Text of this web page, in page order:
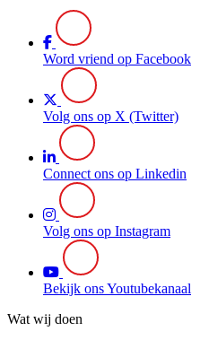
Word vriend op Facebook
Volg ons op X (Twitter)
Connect ons op Linkedin
Volg ons op Instagram
Bekijk ons Youtubekanaal
Wat wij doen